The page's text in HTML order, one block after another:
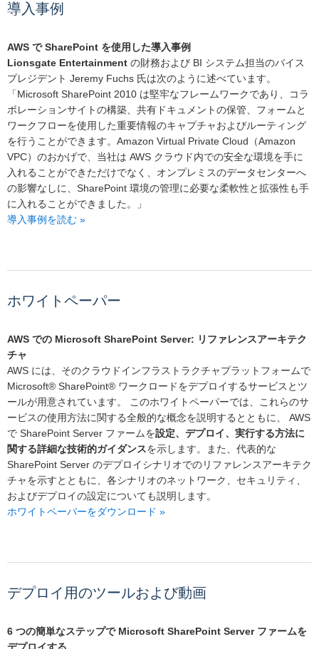
導入事例
AWS で SharePoint を使用した導入事例
Lionsgate Entertainment の財務および BI システム担当のバイス
プレジデント Jeremy Fuchs 氏は次のように述べています。
「Microsoft SharePoint 2010 は堅牢なフレームワークであり、コラ
ボレーションサイトの構築、共有ドキュメントの保管、フォームと
ワークフローを使用した重要情報のキャプチャおよびルーティング
を行うことができます。Amazon Virtual Private Cloud（Amazon
VPC）のおかげで、当社は AWS クラウド内での安全な環境を手に
入れることができただけでなく、オンプレミスのデータセンターへ
の影響なしに、SharePoint 環境の管理に必要な柔軟性と拡張性も手
に入れることができました。」
導入事例を読む »
ホワイトペーパー
AWS での Microsoft SharePoint Server: リファレンスアーキテク
チャ
AWS には、そのクラウドインフラストラクチャプラットフォームで
Microsoft® SharePoint® ワークロードをデプロイするサービスとツ
ールが用意されています。 このホワイトペーパーでは、これらのサ
ービスの使用方法に関する全般的な概念を説明するとともに、 AWS
で SharePoint Server ファームを設定、デプロイ、実行する方法に
関する詳細な技術的ガイダンスを示します。また、代表的な
SharePoint Server のデプロイシナリオでのリファレンスアーキテク
チャを示すとともに、各シナリオのネットワーク、セキュリティ、
およびデプロイの設定についても説明します。
ホワイトペーパーをダウンロード »
デプロイ用のツールおよび動画
6 つの簡単なステップで Microsoft SharePoint Server ファームを